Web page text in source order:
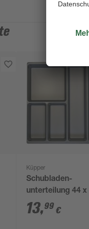
Küpper
Schubladen-
unterteilung 44 x
x 6 cm
13,99 €